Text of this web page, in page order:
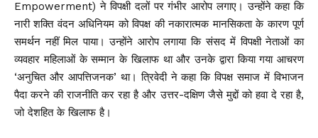
Empowerment) ने विपक्षी दलों पर गंभीर आरोप लगाए। उन्होंने कहा कि
नारी शक्ति वंदन अधिनियम को विपक्ष की नकारात्मक मानसिकता के कारण पूर्ण
समर्थन नहीं मिल पाया। उन्होंने आरोप लगाया कि संसद में विपक्षी नेताओं का
व्यवहार महिलाओं के सम्मान के खिलाफ था और उनके द्वारा किया गया आचरण
‘अनुचित और आपत्तिजनक’ था। त्रिवेदी ने कहा कि विपक्ष समाज में विभाजन
पैदा करने की राजनीति कर रहा है और उत्तर-दक्षिण जैसे मुद्दों को हवा दे रहा है,
जो देशहित के खिलाफ है।